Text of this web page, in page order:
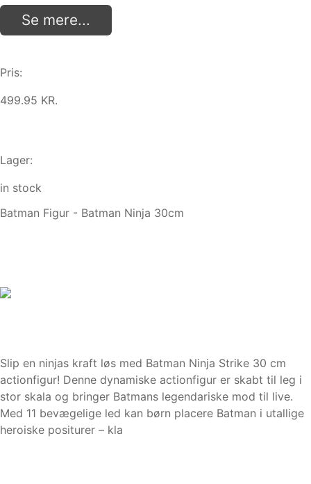
Se mere...
Pris:
499.95 KR.
Lager:
in stock
Batman Figur - Batman Ninja 30cm
Slip en ninjas kraft løs med Batman Ninja Strike 30 cm
actionfigur! Denne dynamiske actionfigur er skabt til leg i
stor skala og bringer Batmans legendariske mod til live.
Med 11 bevægelige led kan børn placere Batman i utallige
heroiske positurer – kla